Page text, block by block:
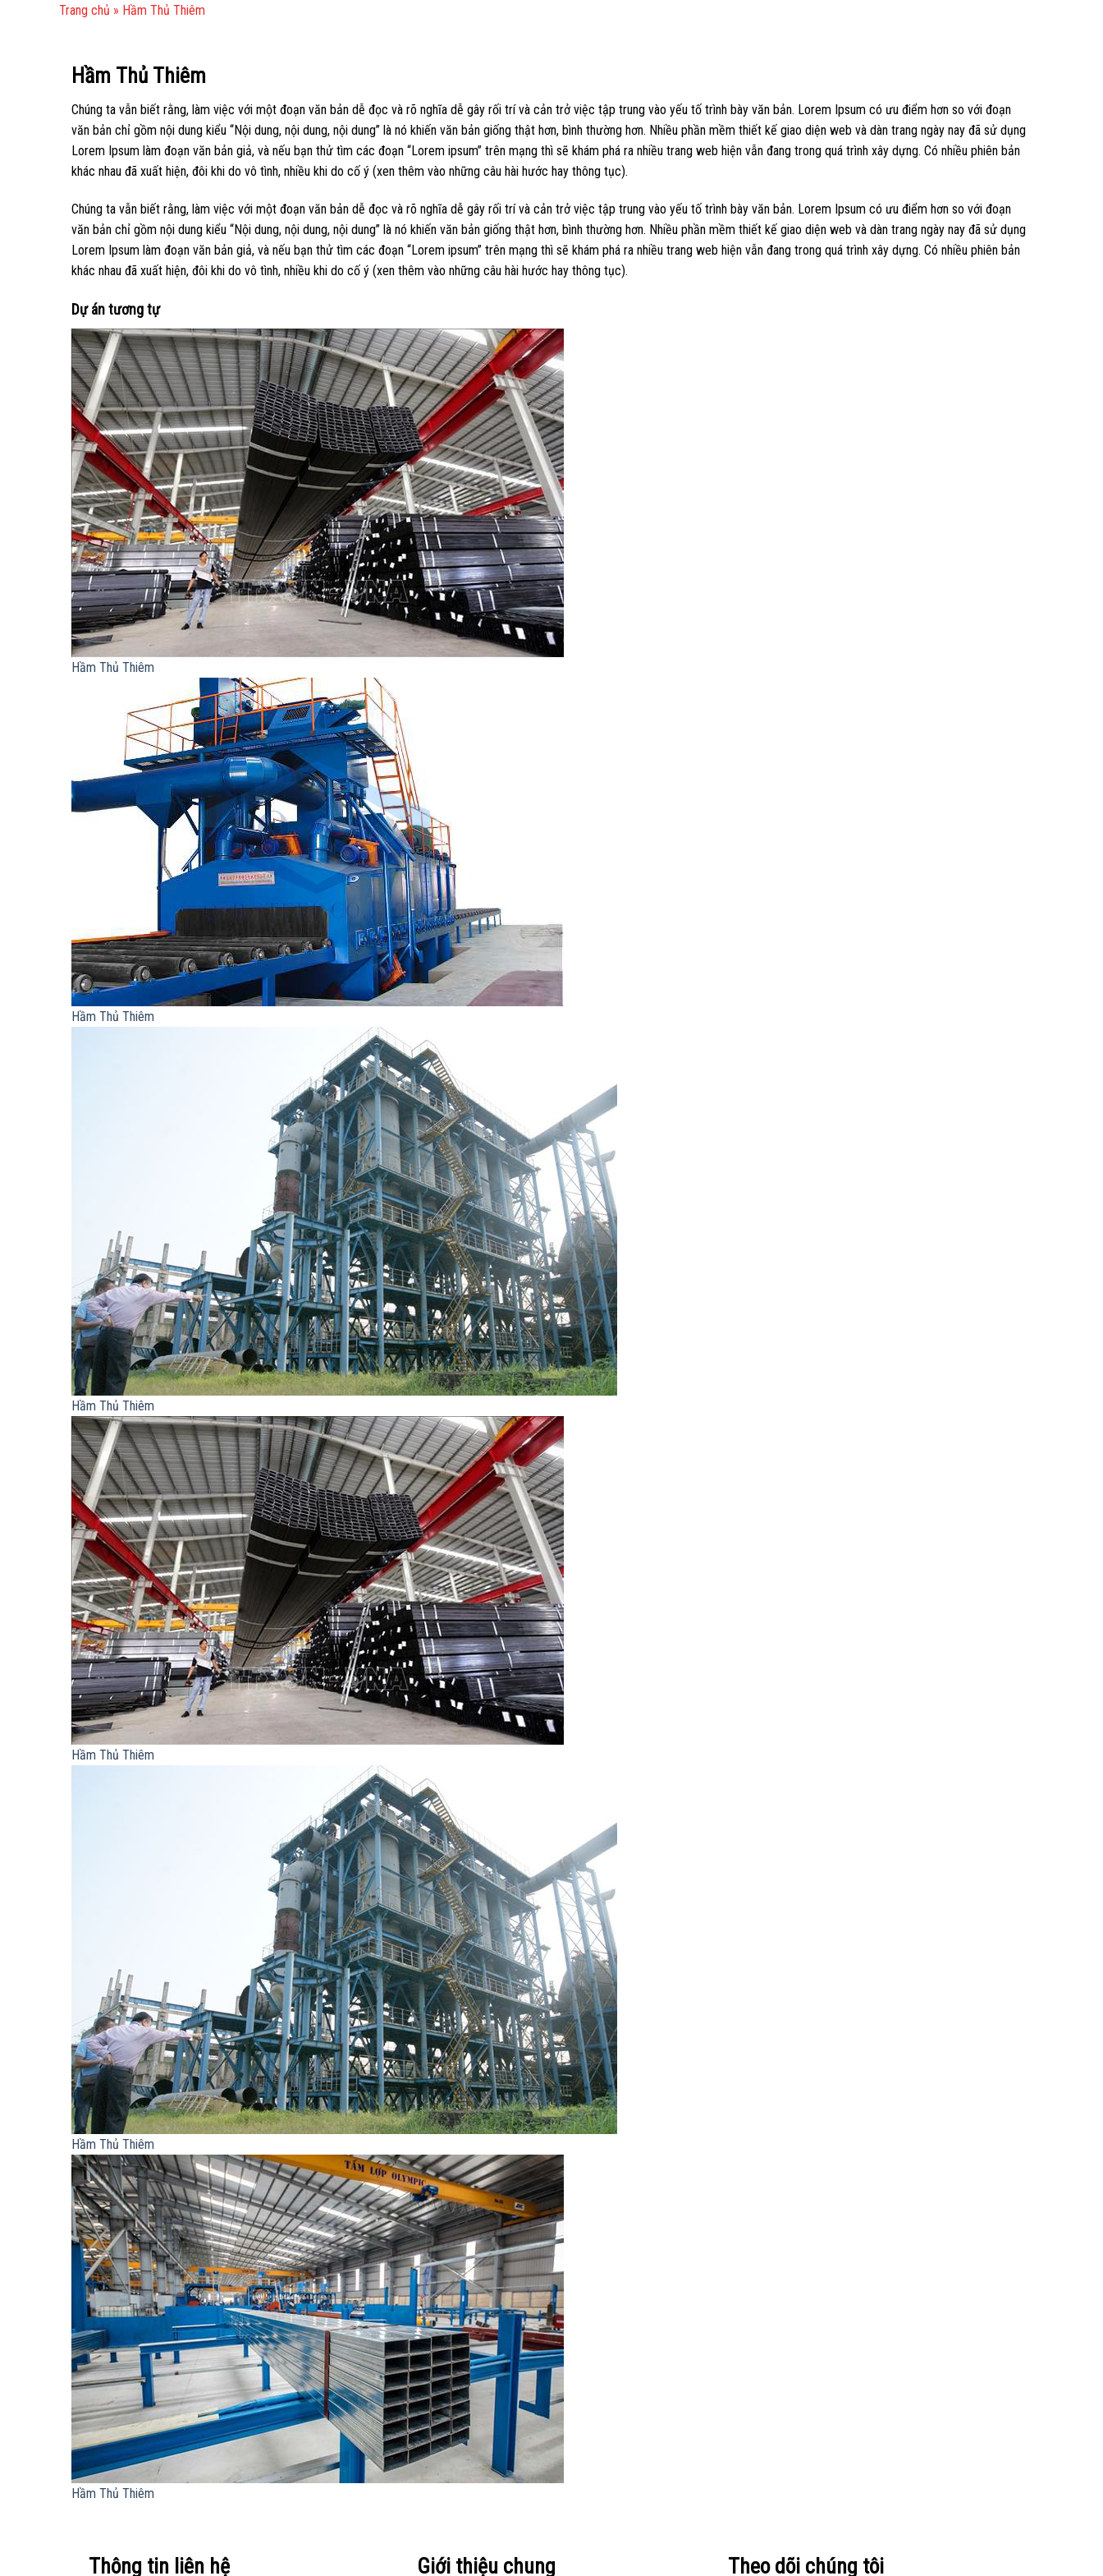
Trang chủ » Hầm Thủ Thiêm
Hầm Thủ Thiêm
Chúng ta vẫn biết rằng, làm việc với một đoạn văn bản dễ đọc và rõ nghĩa dễ gây rối trí và cản trở việc tập trung vào yếu tố trình bày văn bản. Lorem Ipsum có ưu điểm hơn so với đoạn
văn bản chỉ gồm nội dung kiểu “Nội dung, nội dung, nội dung” là nó khiến văn bản giống thật hơn, bình thường hơn. Nhiều phần mềm thiết kế giao diện web và dàn trang ngày nay đã sử dụng
Lorem Ipsum làm đoạn văn bản giả, và nếu bạn thử tìm các đoạn “Lorem ipsum” trên mạng thì sẽ khám phá ra nhiều trang web hiện vẫn đang trong quá trình xây dựng. Có nhiều phiên bản
khác nhau đã xuất hiện, đôi khi do vô tình, nhiều khi do cố ý (xen thêm vào những câu hài hước hay thông tục).
Chúng ta vẫn biết rằng, làm việc với một đoạn văn bản dễ đọc và rõ nghĩa dễ gây rối trí và cản trở việc tập trung vào yếu tố trình bày văn bản. Lorem Ipsum có ưu điểm hơn so với đoạn
văn bản chỉ gồm nội dung kiểu “Nội dung, nội dung, nội dung” là nó khiến văn bản giống thật hơn, bình thường hơn. Nhiều phần mềm thiết kế giao diện web và dàn trang ngày nay đã sử dụng
Lorem Ipsum làm đoạn văn bản giả, và nếu bạn thử tìm các đoạn “Lorem ipsum” trên mạng thì sẽ khám phá ra nhiều trang web hiện vẫn đang trong quá trình xây dựng. Có nhiều phiên bản
khác nhau đã xuất hiện, đôi khi do vô tình, nhiều khi do cố ý (xen thêm vào những câu hài hước hay thông tục).
Dự án tương tự
Hầm Thủ Thiêm
Hầm Thủ Thiêm
Hầm Thủ Thiêm
Hầm Thủ Thiêm
Hầm Thủ Thiêm
Hầm Thủ Thiêm
Thông tin liên hệ Giới thiệu chung Theo dõi chúng tôi